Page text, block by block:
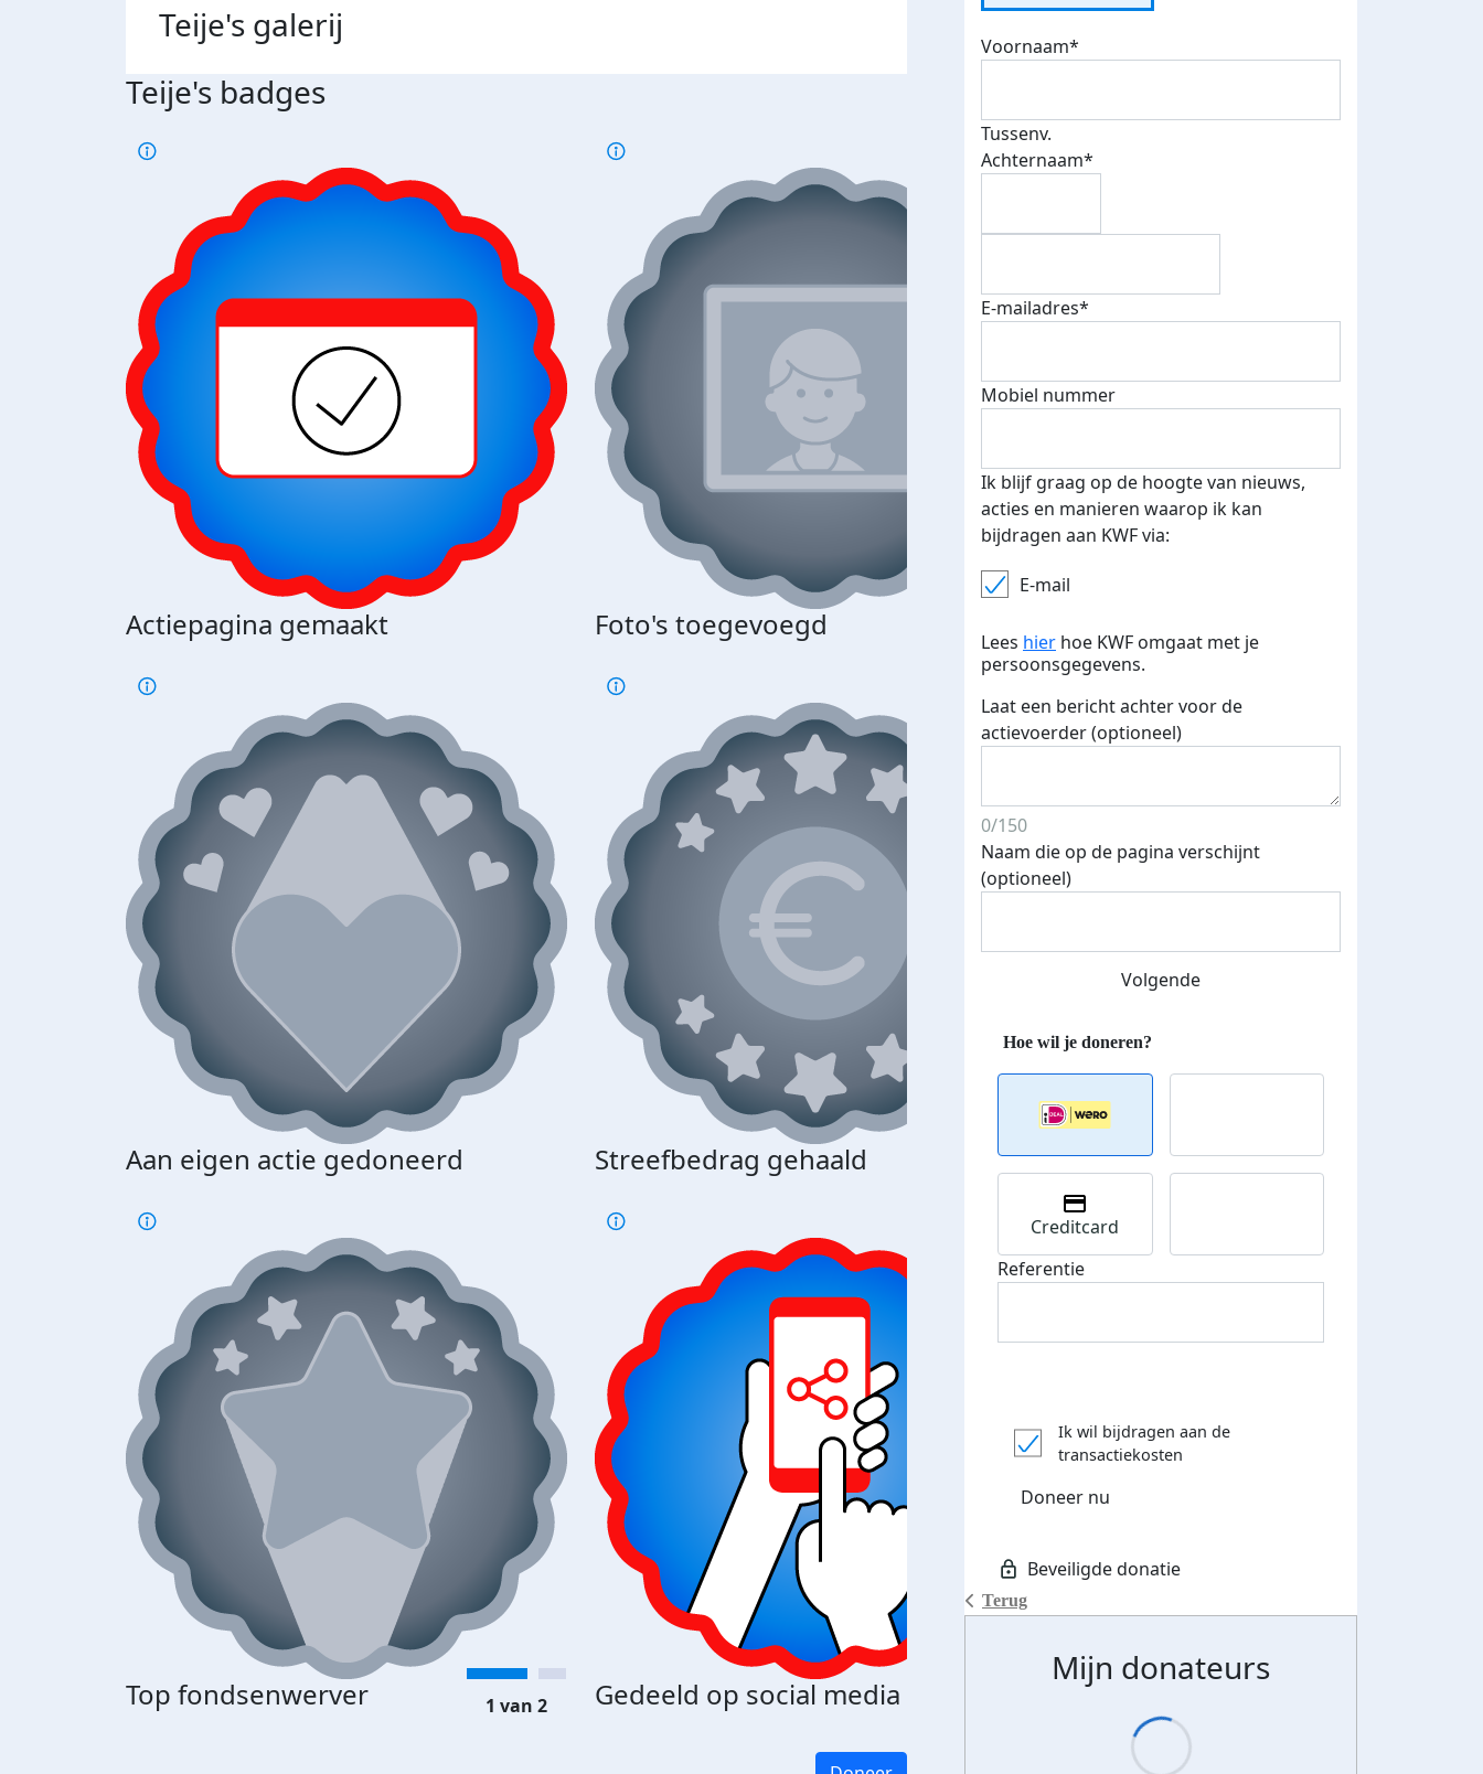
Teije's galerij
Teije's badges
Actiepagina gemaakt Foto's toegevoegd
Aan eigen actie gedoneerd Streefbedrag gehaald Streefbedrag verhoogd
Top fondsenwerver Gedeeld op social media Donateurs bedankt
1 van 2
Voornaam*
Tussenv.
Achternaam*
E-mailadres*
Mobiel nummer
Ik blijf graag op de hoogte van nieuws,
acties en manieren waarop ik kan
bijdragen aan KWF via:
E-mail
Lees hier hoe KWF omgaat met je
persoonsgegevens.
Laat een bericht achter voor de
actievoerder (optioneel)
0/150
Naam die op de pagina verschijnt
(optioneel)
Volgende
Terug
Creditcard
Referentie
Ik wil bijdragen aan de
transactiekosten
Doneer nu
Mijn donateurs